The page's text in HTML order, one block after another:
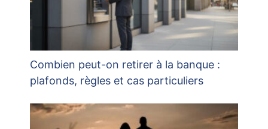
Combien peut-on retirer à la banque :
plafonds, règles et cas particuliers